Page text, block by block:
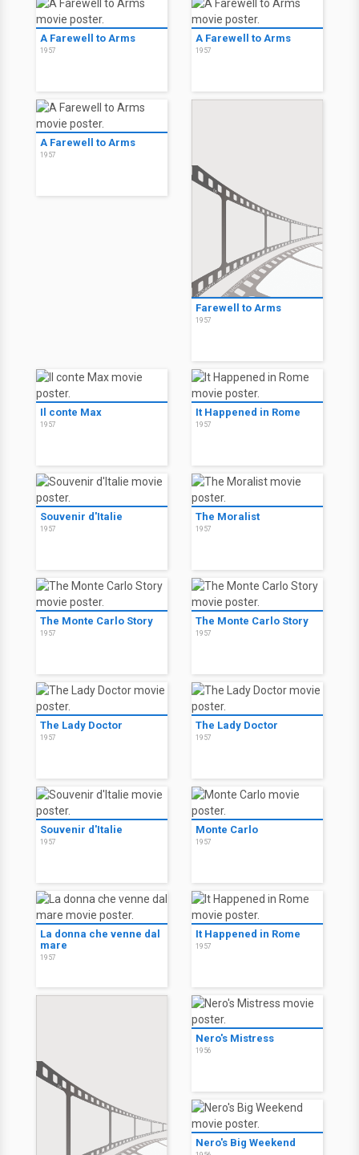
A Farewell to Arms
1957
A Farewell to Arms
1957
A Farewell to Arms
1957
Farewell to Arms
1957
Il conte Max
1957
It Happened in Rome
1957
Souvenir d'Italie
1957
The Moralist
1957
The Monte Carlo Story
1957
The Monte Carlo Story
1957
The Lady Doctor
1957
The Lady Doctor
1957
Souvenir d'Italie
1957
Monte Carlo
1957
La donna che venne dal
mare
1957
It Happened in Rome
1957
Nero's Mistress
1956
Nero's Big Weekend